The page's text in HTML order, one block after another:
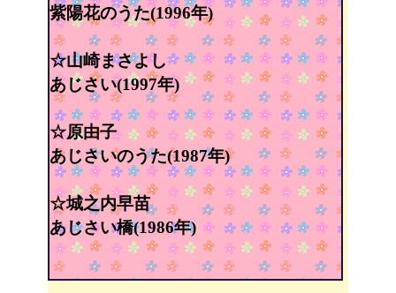
紫陽花のうた(1996年)
☆山崎まさよし
あじさい(1997年)
☆原由子
あじさいのうた(1987年)
☆城之内早苗
あじさい橋(1986年)